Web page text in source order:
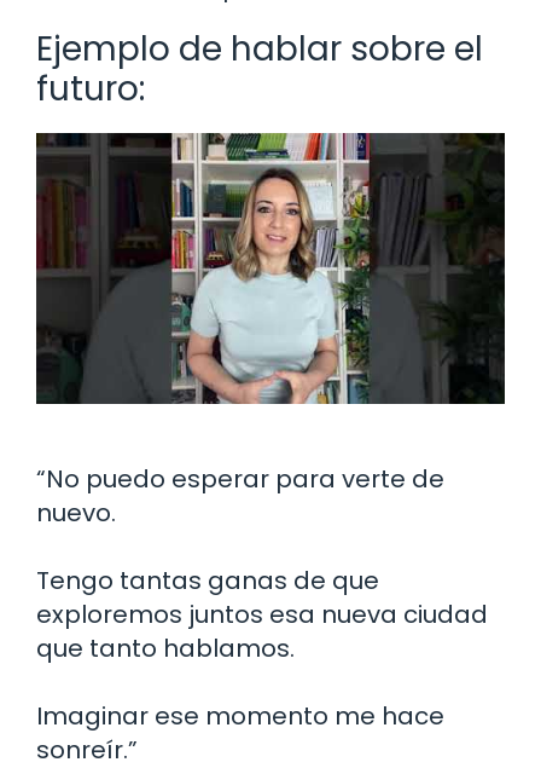
Ejemplo de hablar sobre el
futuro:
“No puedo esperar para verte de
nuevo.
Tengo tantas ganas de que
exploremos juntos esa nueva ciudad
que tanto hablamos.
Imaginar ese momento me hace
sonreír.”